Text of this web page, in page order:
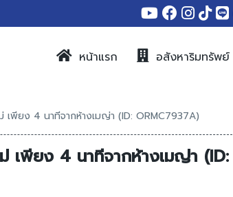
หน้าแรก อสังหาริมทรัพย์
เพียง 4 นาทีจากห้างเมญ่า (ID: ORMC7937A)
เพียง 4 นาทีจากห้างเมญ่า (ID: